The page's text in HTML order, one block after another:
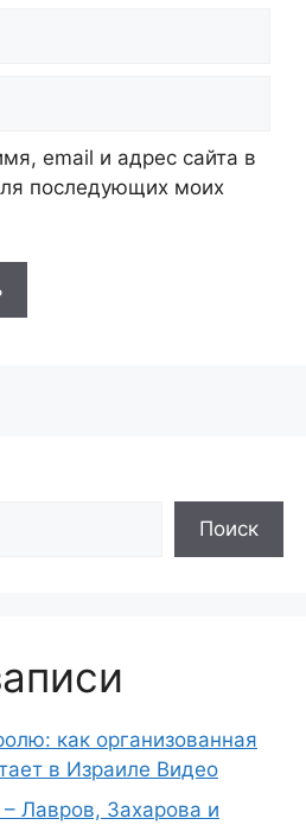
email и адрес сайта в
последующих моих
Поиск
как организованная
в Израиле Видео
Лавров, Захарова и